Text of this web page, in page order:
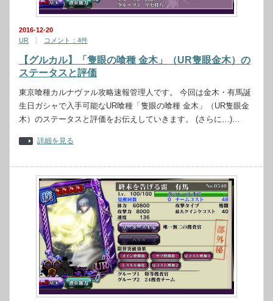
2016-12-20
UR
コメント：4件
【グルカル】「隻眼の喰種 金木」（UR隻眼金木）の
ステータスと評価
東京喰種カルナヴァル攻略速報管理人です。 今回は金木・有馬誕
生日ガシャで入手可能なUR喰種「隻眼の喰種 金木」（UR隻眼金
木）のステータスと評価をお伝えしていきます。 (さらに…)…
詳細を見る